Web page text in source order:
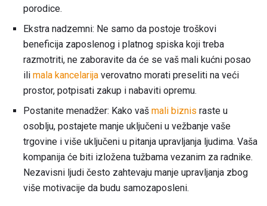
porodice.
Ekstra nadzemni: Ne samo da postoje troškovi
beneficija zaposlenog i platnog spiska koji treba
razmotriti, ne zaboravite da će se vaš mali kućni posao
ili mala kancelarija verovatno morati preseliti na veći
prostor, potpisati zakup i nabaviti opremu.
Postanite menadžer: Kako vaš mali biznis raste u
osoblju, postajete manje uključeni u vežbanje vaše
trgovine i više uključeni u pitanja upravljanja ljudima. Vaša
kompanija će biti izložena tužbama vezanim za radnike.
Nezavisni ljudi često zahtevaju manje upravljanja zbog
više motivacije da budu samozaposleni.